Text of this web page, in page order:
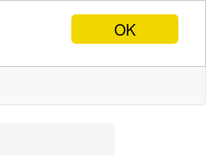
OK